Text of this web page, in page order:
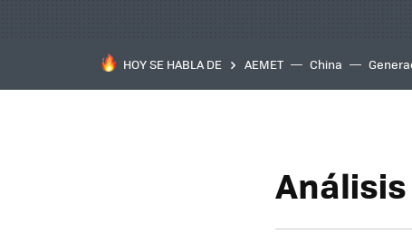
HOY SE HABLA DE AEMET China
Análisis